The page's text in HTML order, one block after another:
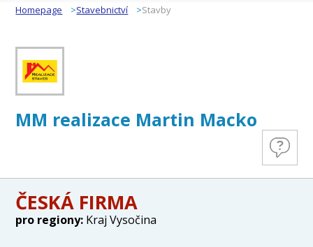
Homepage Stavebnictví Stavby
MM realizace Martin Macko
ČESKÁ FIRMA
pro regiony: Kraj Vysočina